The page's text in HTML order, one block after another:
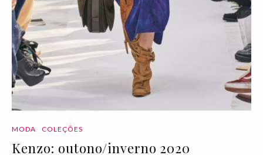
MODA COLEÇÕES
Kenzo: outono/inverno 2020